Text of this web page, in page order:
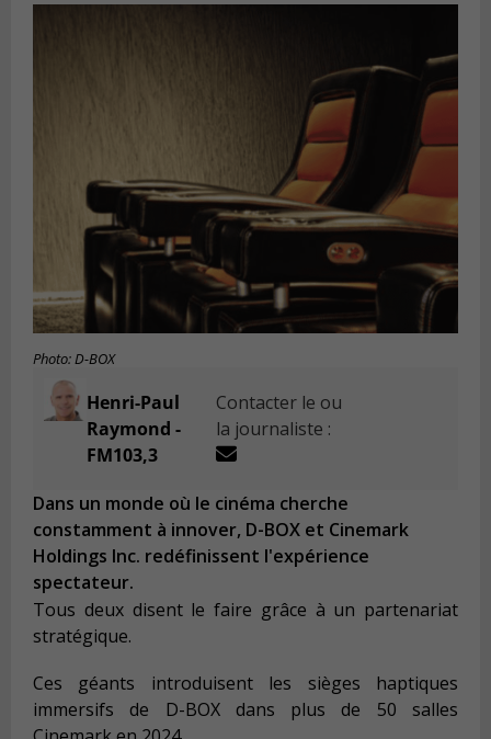
Photo: D-BOX
Henri-Paul
Raymond -
FM103,3
Contacter le ou
la journaliste :
Dans un monde où le cinéma cherche
constamment à innover, D-BOX et Cinemark
Holdings Inc. redéfinissent l'expérience
spectateur.
Tous deux disent le faire grâce à un partenariat
stratégique.
Ces géants introduisent les sièges haptiques
immersifs de D-BOX dans plus de 50 salles